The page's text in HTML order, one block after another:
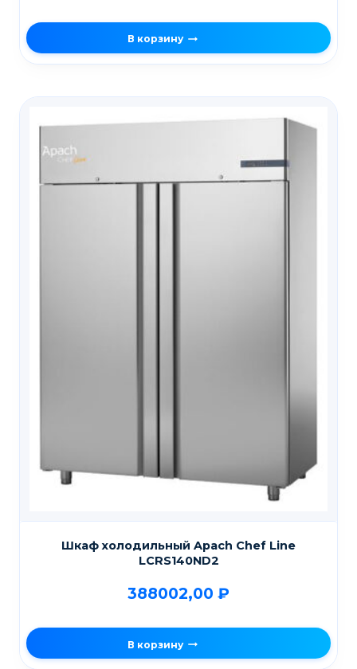
В корзину
Шкаф холодильный Apach Chef Line
LCRS140ND2
388002,00 ₽
В корзину